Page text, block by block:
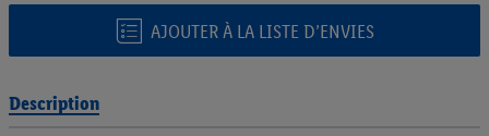
AJOUTER À LA LISTE D’ENVIES
Description